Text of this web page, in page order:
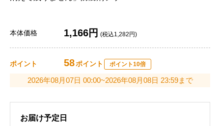
本体価格 1,166円 (税込1,282円)
ポイント 58ポイント ポイント10倍
2026年08月07日 00:00~2026年08月08日 23:59まで
お届け予定日